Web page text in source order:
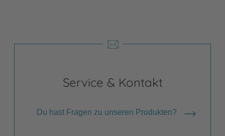
Service & Kontakt
Du hast Fragen zu unseren Produkten?